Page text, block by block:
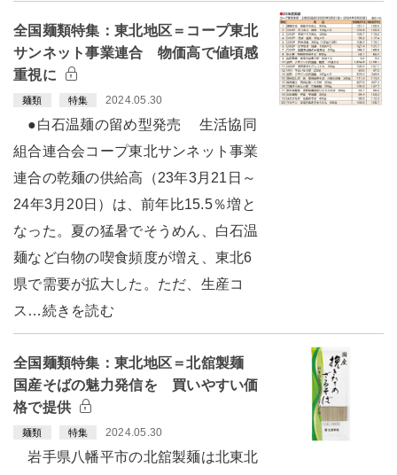
全国麺類特集：東北地区＝コープ東北
サンネット事業連合 物価高で値頃感
重視に
麺類 特集 2024.05.30
●白石温麺の留め型発売 生活協同
組合連合会コープ東北サンネット事業
連合の乾麺の供給高（23年3月21日～
24年3月20日）は、前年比15.5％増と
なった。夏の猛暑でそうめん、白石温
麺など白物の喫食頻度が増え、東北6
県で需要が拡大した。ただ、生産コ
ス…続きを読む
全国麺類特集：東北地区＝北舘製麺
国産そばの魅力発信を 買いやすい価
格で提供
麺類 特集 2024.05.30
岩手県八幡平市の北舘製麺は北東北